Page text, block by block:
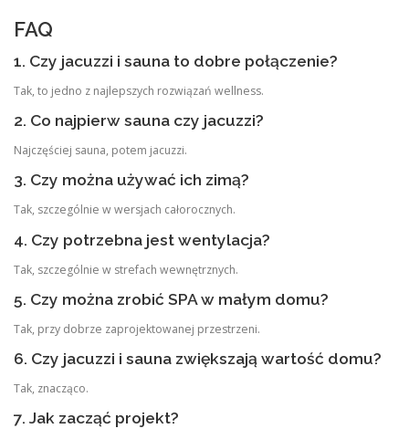
FAQ
1. Czy jacuzzi i sauna to dobre połączenie?
Tak, to jedno z najlepszych rozwiązań wellness.
2. Co najpierw sauna czy jacuzzi?
Najczęściej sauna, potem jacuzzi.
3. Czy można używać ich zimą?
Tak, szczególnie w wersjach całorocznych.
4. Czy potrzebna jest wentylacja?
Tak, szczególnie w strefach wewnętrznych.
5. Czy można zrobić SPA w małym domu?
Tak, przy dobrze zaprojektowanej przestrzeni.
6. Czy jacuzzi i sauna zwiększają wartość domu?
Tak, znacząco.
7. Jak zacząć projekt?